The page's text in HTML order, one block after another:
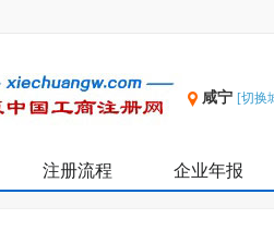
咸宁 [切换
注册流程 企业年报